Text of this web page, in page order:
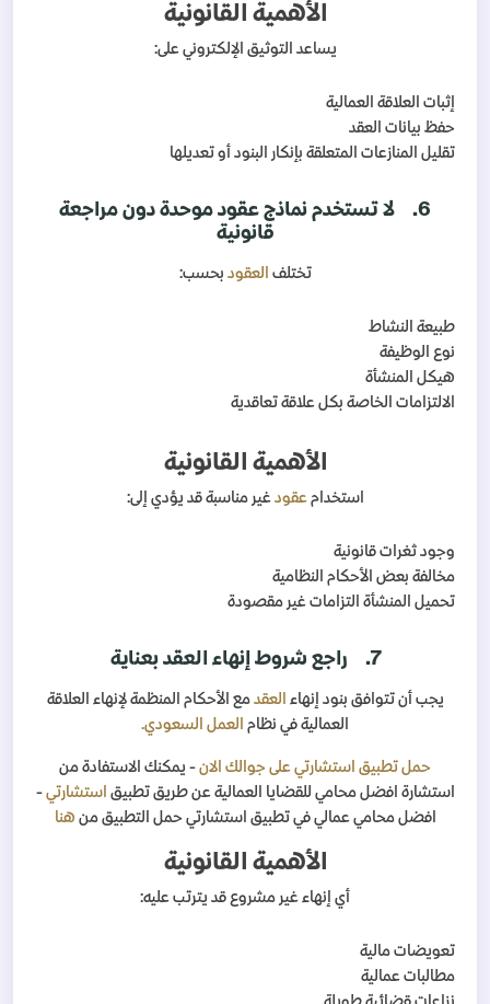
الأهمية القانونية
يساعد التوثيق الإلكتروني على:
إثبات العلاقة العمالية
حفظ بيانات العقد
تقليل المنازعات المتعلقة بإنكار البنود أو تعديلها
6.
لا تستخدم نماذج عقود موحدة دون مراجعة
قانونية
تختلف العقود بحسب:
طبيعة النشاط
نوع الوظيفة
هيكل المنشأة
الالتزامات الخاصة بكل علاقة تعاقدية
الأهمية القانونية
استخدامعقودغير مناسبة قد يؤدي إلى:
وجود ثغرات قانونية
مخالفة بعض الأحكام النظامية
تحميل المنشأة التزامات غير مقصودة
7. راجع شروط إنهاء العقد بعناية
يجب أن تتوافق بنود إنهاء العقدمع الأحكام المنظمة لإنهاء العلاقة
العمالية في نظام العمل السعودي.
حمل تطبيق استشارتي على جوالك الان - يمكنك الاستفادة من
استشارة افضل محامي للقضايا العمالية عن طريق تطبيق استشارتي-
افضل محامي عمالي في تطبيق استشارتي حمل التطبيق من هنا
الأهمية القانونية
أي إنهاء غير مشروع قد يترتب عليه:
تعويضات مالية
مطالبات عمالية